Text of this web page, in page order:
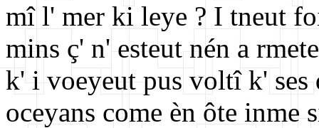
mî l' mer ki leye ? I tneut
mins ç' n' esteut nén a
k' i voeyeut pus voltî k' ses
oceyans come èn ôte inme